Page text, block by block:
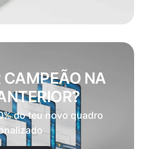
CAMPEÃO NA
do teu novo quadro